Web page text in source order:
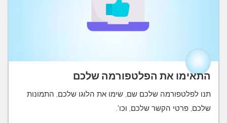
התאימו את הפלטפורמה שלכם
תנו לפלטפורמה שלכם שם, שימו את הלוגו שלכם, התמונות